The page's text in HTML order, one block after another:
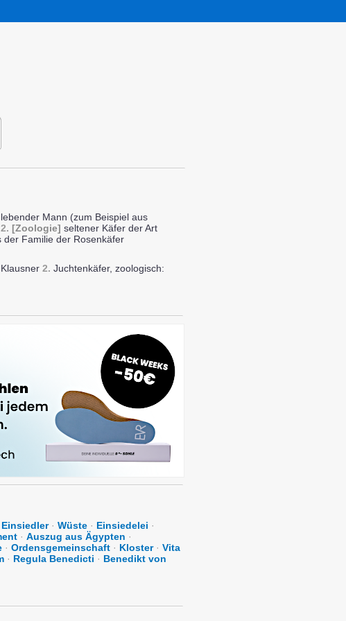
Mann (zum Beispiel aus
2. [Zoologie] seltener Käfer der Art
Familie der Rosenkäfer
2. Juchtenkäfer, zoologisch:
Einsiedler· Wüste · Einsiedelei ·
· Auszug aus Ägypten ·
· Ordensgemeinschaft · Kloster· Vita
· Regula Benedicti · Benedikt von